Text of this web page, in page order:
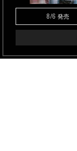
8/6 発売